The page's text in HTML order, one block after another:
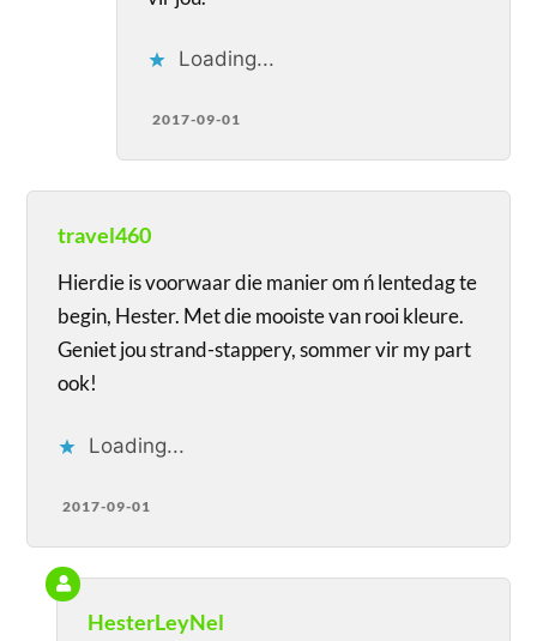
Loading...
2017-09-01
travel460
Hierdie is voorwaar die manier om ń lentedag te
begin, Hester. Met die mooiste van rooi kleure.
Geniet jou strand-stappery, sommer vir my part
ook!
Loading...
2017-09-01
HesterLeyNel